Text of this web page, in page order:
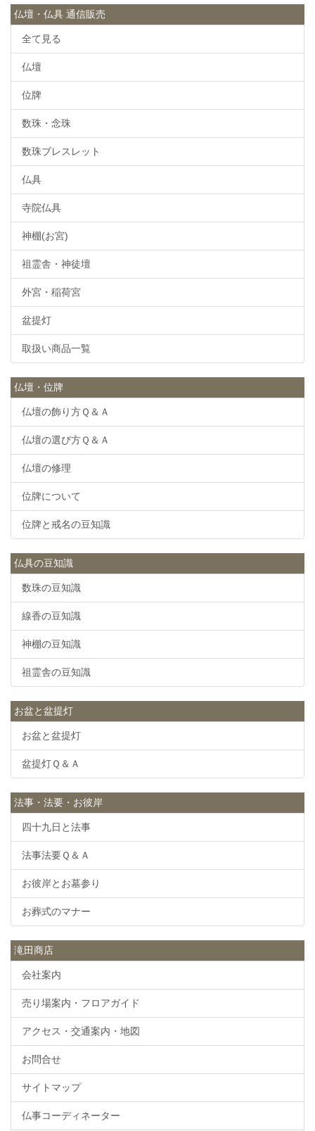
仏壇・仏具 通信販売
全て見る
仏壇
位牌
数珠・念珠
数珠ブレスレット
仏具
寺院仏具
神棚(お宮)
祖霊舎・神徒壇
外宮・稲荷宮
盆提灯
取扱い商品一覧
仏壇・位牌
仏壇の飾り方Ｑ＆Ａ
仏壇の選び方Ｑ＆Ａ
仏壇の修理
位牌について
位牌と戒名の豆知識
仏具の豆知識
数珠の豆知識
線香の豆知識
神棚の豆知識
祖霊舎の豆知識
お盆と盆提灯
お盆と盆提灯
盆提灯Ｑ＆Ａ
法事・法要・お彼岸
四十九日と法事
法事法要Ｑ＆Ａ
お彼岸とお墓参り
お葬式のマナー
滝田商店
会社案内
売り場案内・フロアガイド
アクセス・交通案内・地図
お問合せ
サイトマップ
仏事コーディネーター